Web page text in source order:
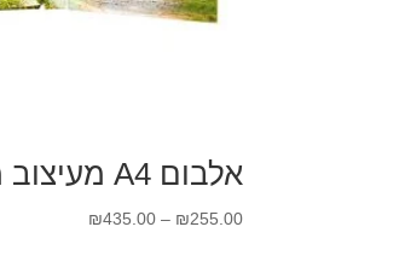
אלבום A4 מעיצוב מוכן
₪255.00
–
₪435.00